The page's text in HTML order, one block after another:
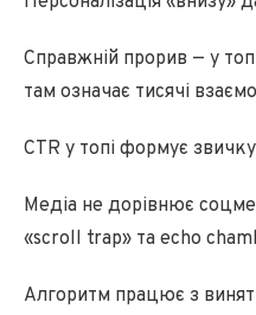
Справжній прорив — у
там означає тисячі
CTR у топі формує
Медіа не дорівнює
«scroll trap» та echo
Алгоритм працює з